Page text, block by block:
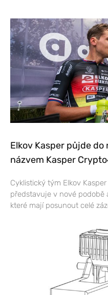
Elkov Kasper půjde
názvem Kasper
Cyklistický tým Elkov
představuje v nové podobě
které mají posunout celé